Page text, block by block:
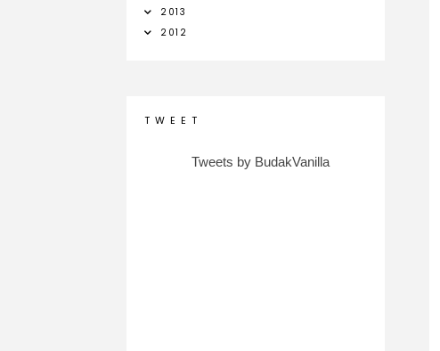
2013
2012
T W E E T
Tweets by BudakVanilla